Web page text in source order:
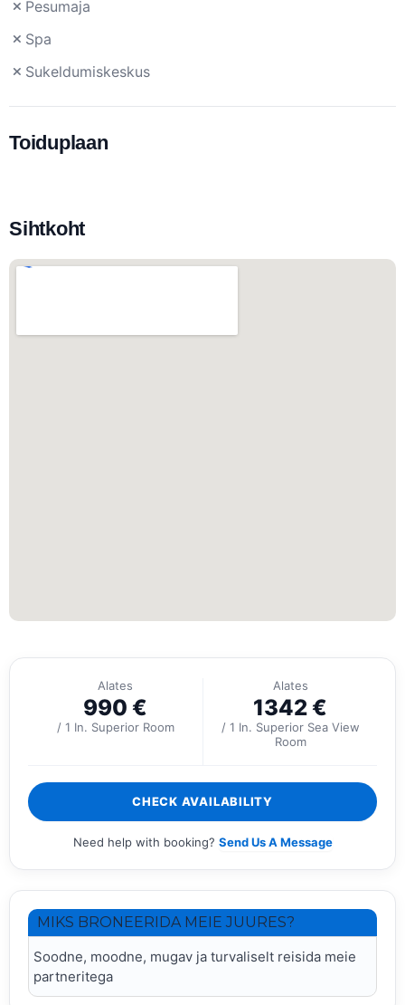
Pesumaja
Spa
Sukeldumiskeskus
Toiduplaan
Sihtkoht
Alates
990 €
/ 1 In. Superior Room
Alates
1342 €
/ 1 In. Superior Sea View
Room
CHECK AVAILABILITY
Need help with booking? Send Us A Message
MIKS BRONEERIDA MEIE JUURES?
Soodne, moodne, mugav ja turvaliselt reisida meie
partneritega